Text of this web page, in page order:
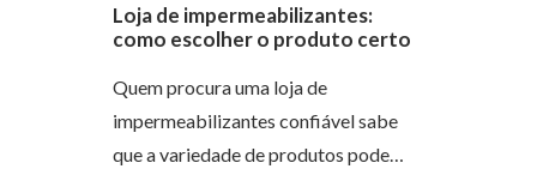
Loja de impermeabilizantes:
como escolher o produto certo
Quem procura uma loja de
impermeabilizantes confiável sabe
que a variedade de produtos pode…